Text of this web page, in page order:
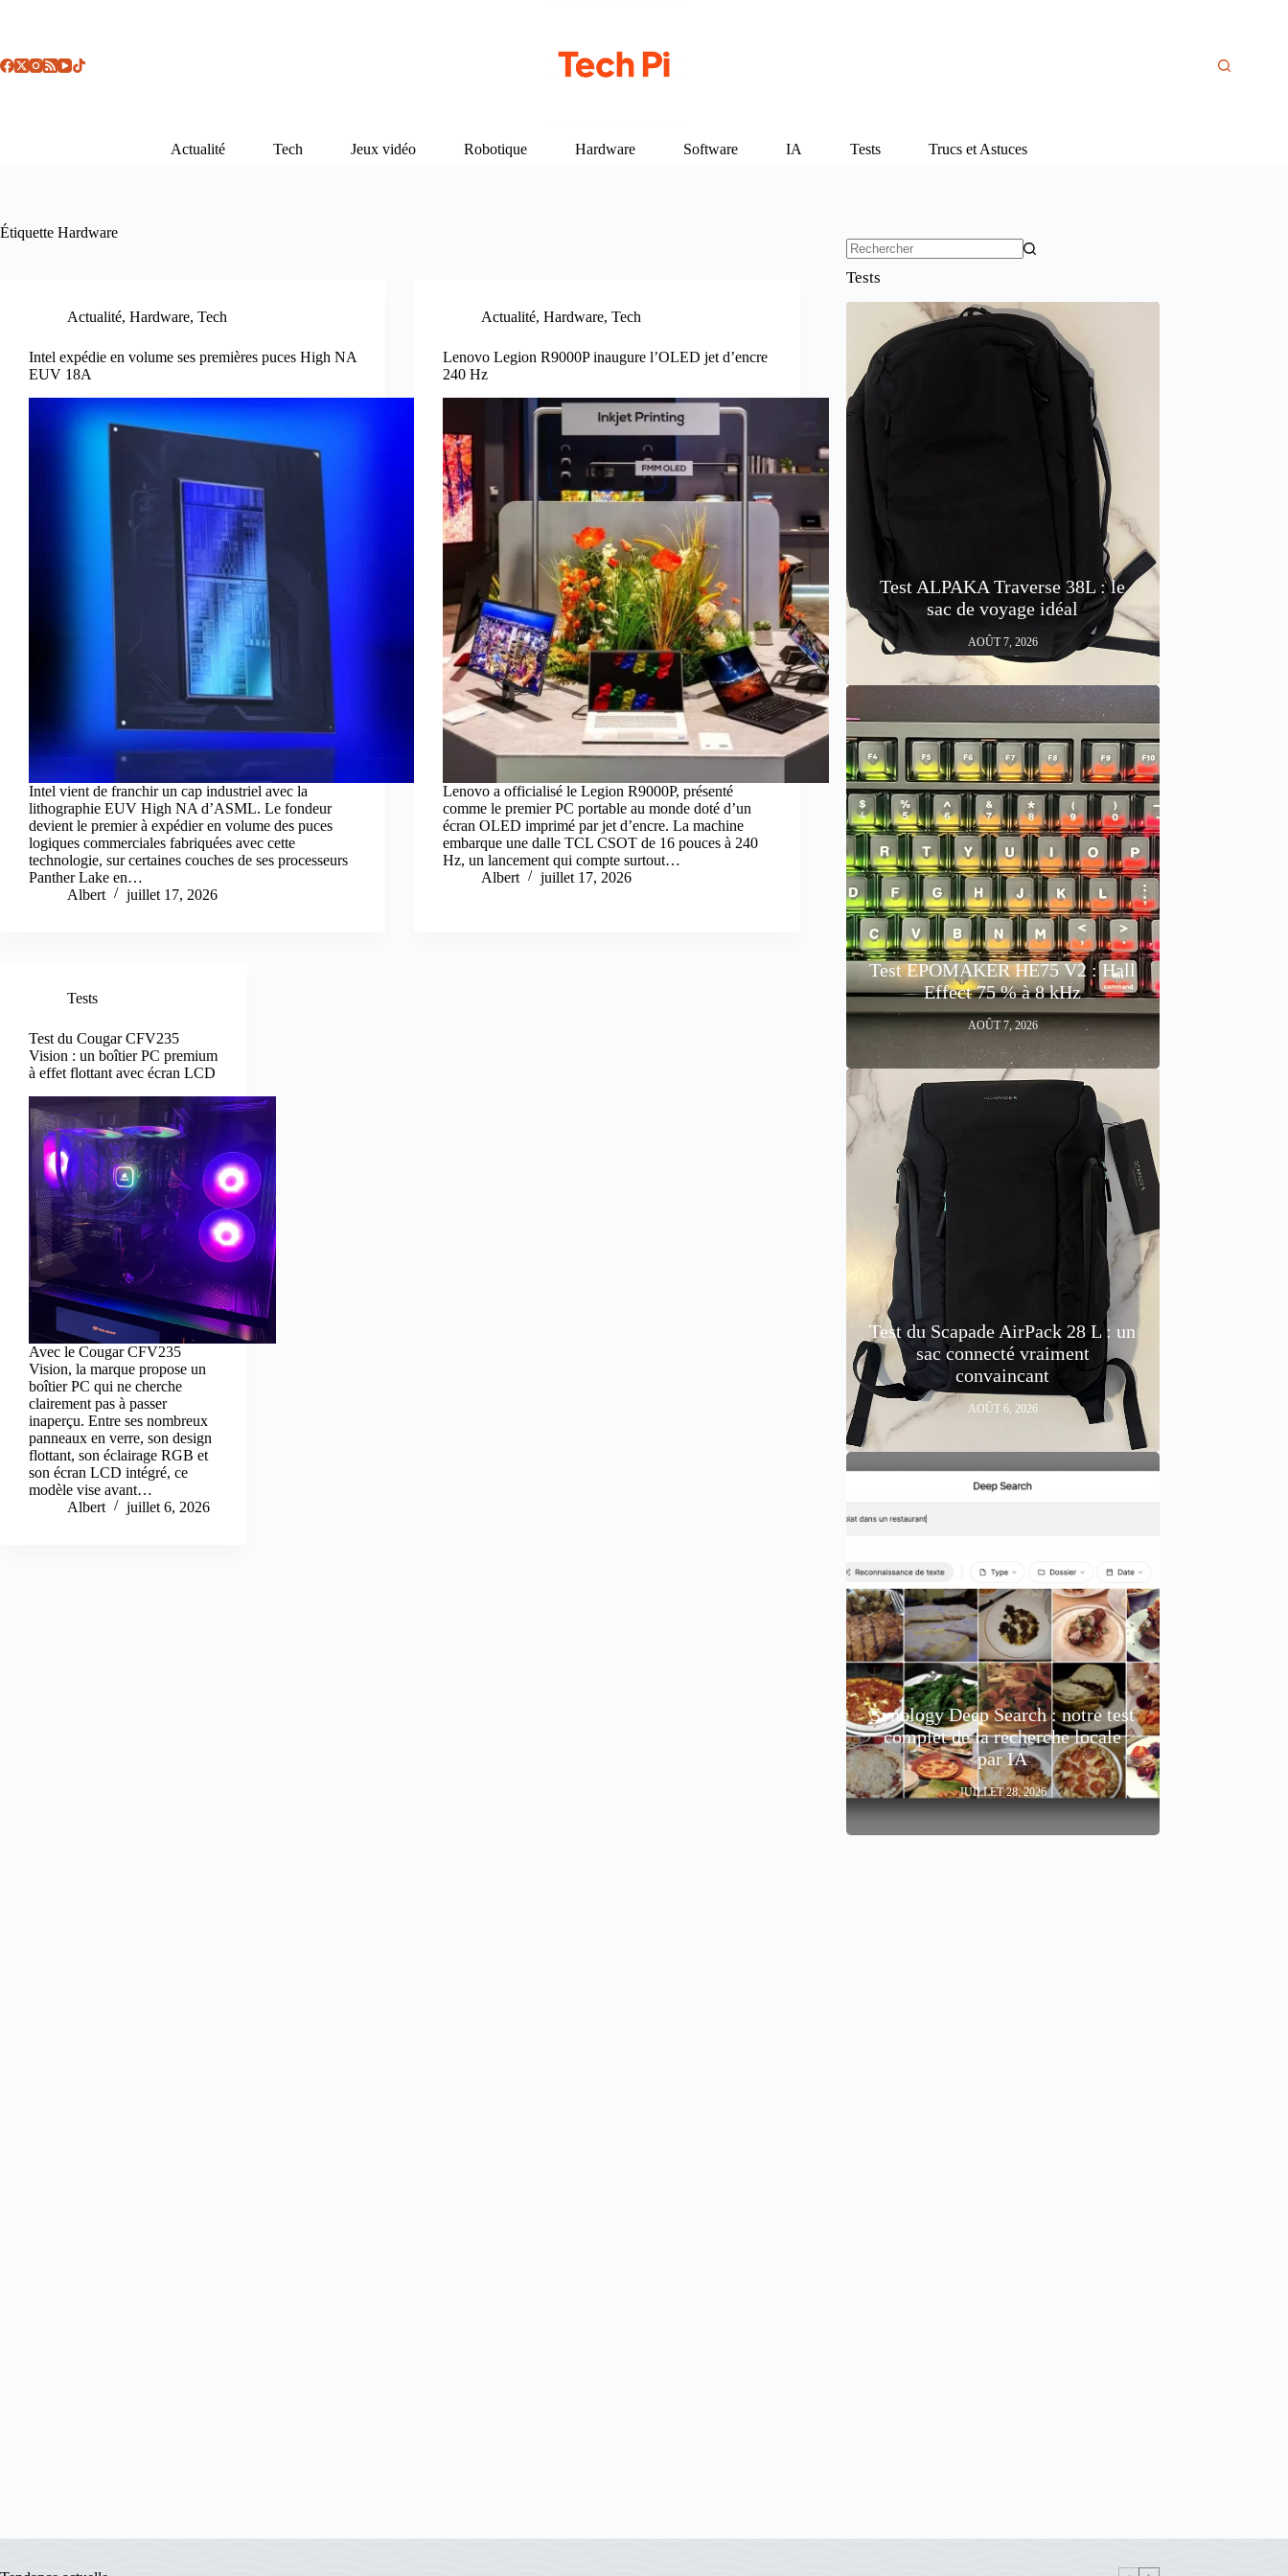
Actualité Tech Jeux vidéo Robotique Hardware Software IA Tests Trucs et Astuces
Étiquette Hardware
Actualité, Hardware, Tech
Intel expédie en volume ses premières puces High NA
EUV 18A
Intel vient de franchir un cap industriel avec la
lithographie EUV High NA d’ASML. Le fondeur
devient le premier à expédier en volume des puces
logiques commerciales fabriquées avec cette
technologie, sur certaines couches de ses processeurs
Panther Lake en…
Albert
juillet 17, 2026
Actualité,Hardware,Tech
Lenovo Legion R9000P inaugure l’OLED jet d’encre
240 Hz
Lenovo a officialisé le Legion R9000P, présenté
comme le premier PC portable au monde doté d’un
écran OLED imprimé par jet d’encre. La machine
embarque une dalle TCL CSOT de 16 pouces à 240
Hz, un lancement qui compte surtout…
Albert
juillet 17, 2026
Tests
Test du Cougar CFV235
Vision : un boîtier PC premium
à effet flottant avec écran LCD
Avec le Cougar CFV235
Vision, la marque propose un
boîtier PC qui ne cherche
clairement pas à passer
inaperçu. Entre ses nombreux
panneaux en verre, son design
flottant, son éclairage RGB et
son écran LCD intégré, ce
modèle vise avant…
Albert
juillet 6, 2026
résultat
Tests
Test ALPAKA Traverse 38L : le
sac de voyage idéal
AOÛT 7, 2026
Test EPOMAKER HE75 V2 : Hall
Effect 75 % à 8 kHz
AOÛT 7, 2026
Test du Scapade AirPack 28 L : un
sac connecté vraiment
convaincant
AOÛT 6, 2026
Synology Deep Search : notre test
complet de la recherche locale
par IA
JUILLET 28, 2026